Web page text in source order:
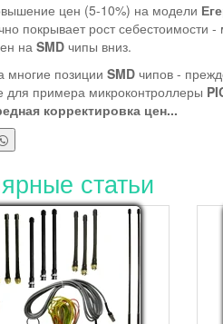
цен (5-10%) на модели
покрывает рост себестоимости
на SMD чипы вниз.
многие позиции SMD чипов -
для примера микроконтроллеры
корректировка цен...
статьи